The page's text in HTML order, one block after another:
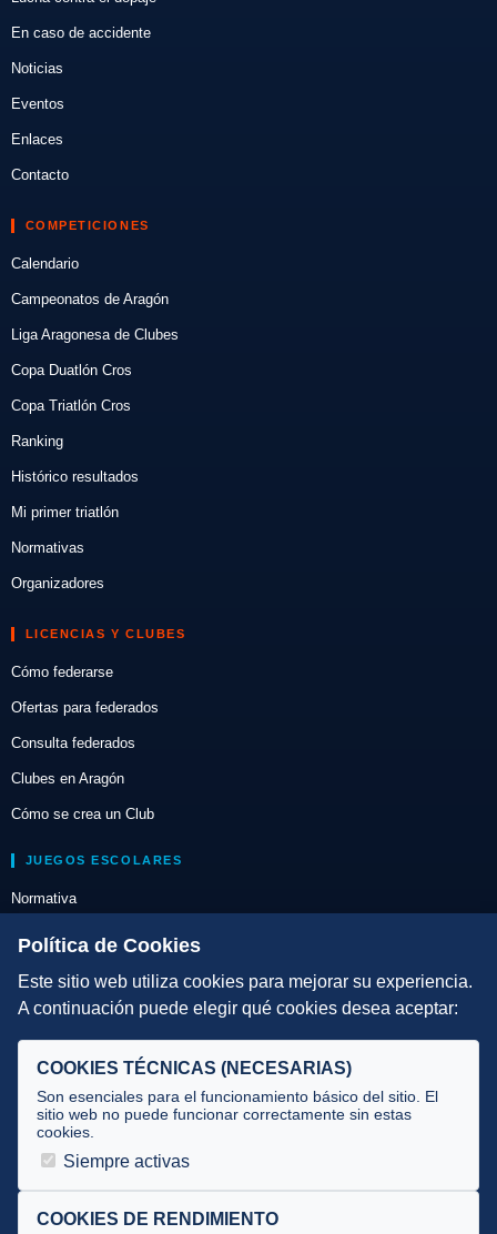
En caso de accidente
Noticias
Eventos
Enlaces
Contacto
COMPETICIONES
Calendario
Campeonatos de Aragón
Liga Aragonesa de Clubes
Copa Duatlón Cros
Copa Triatlón Cros
Ranking
Histórico resultados
Mi primer triatlón
Normativas
Organizadores
LICENCIAS Y CLUBES
Cómo federarse
Ofertas para federados
Consulta federados
Clubes en Aragón
Cómo se crea un Club
JUEGOS ESCOLARES
Normativa
Escuelas de Triatlón
DIRECCIÓN TÉCNICA
Selecciones
Tecnificación
JUECES Y OFICIALES
Documentos
Política de Cookies
Este sitio web utiliza cookies para mejorar su experiencia.
A continuación puede elegir qué cookies desea aceptar:
COOKIES TÉCNICAS (NECESARIAS)
Son esenciales para el funcionamiento básico del sitio. El
sitio web no puede funcionar correctamente sin estas
cookies.
Siempre activas
COOKIES DE RENDIMIENTO